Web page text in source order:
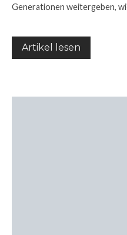
Generationen weitergeben,
Artikel lesen